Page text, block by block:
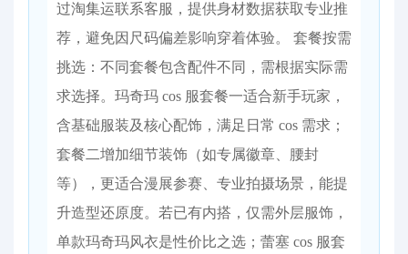
过淘集运联系客服，提供身材数据获取专业推
荐，避免因尺码偏差影响穿着体验。 套餐按需
挑选：不同套餐包含配件不同，需根据实际需
求选择。玛奇玛 cos 服套餐一适合新手玩家，
含基础服装及核心配饰，满足日常 cos 需求；
套餐二增加细节装饰（如专属徽章、腰封
等），更适合漫展参赛、专业拍摄场景，能提
升造型还原度。若已有内搭，仅需外层服饰，
单款玛奇玛风衣是性价比之选；蕾塞 cos 服套